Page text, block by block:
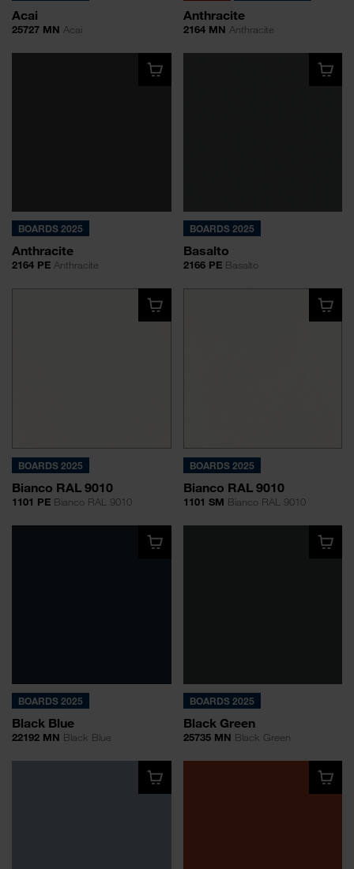
Acai
25727 MN Acai
Anthracite
2164 MN Anthracite
BOARDS 2025
Anthracite
2164 PE Anthracite
BOARDS 2025
Basalto
2166 PEBasalto
BOARDS 2025
Bianco RAL 9010
1101 PE Bianco RAL 9010
BOARDS 2025
Bianco RAL 9010
1101 SM Bianco RAL 9010
BOARDS 2025
Black Blue
22192 MN Black Blue
BOARDS 2025
Black Green
25735 MN Black Green